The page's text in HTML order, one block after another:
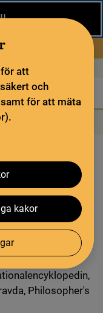
och särskilda
och samlingar
för att
och
för att mäta
kakor
och ISBN
antal
humaniora.
högkvalitativa
Philosopher's